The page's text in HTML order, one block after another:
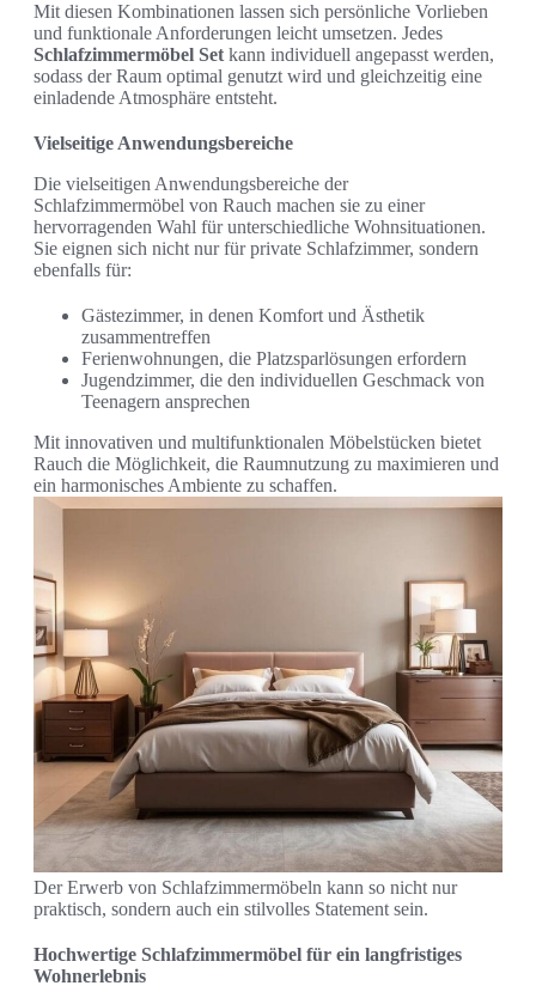
Mit diesen Kombinationen lassen sich persönliche Vorlieben
und funktionale Anforderungen leicht umsetzen. Jedes
Schlafzimmermöbel Set kann individuell angepasst werden,
sodass der Raum optimal genutzt wird und gleichzeitig eine
einladende Atmosphäre entsteht.
Vielseitige Anwendungsbereiche
Die vielseitigen Anwendungsbereiche der
Schlafzimmermöbel von Rauch machen sie zu einer
hervorragenden Wahl für unterschiedliche Wohnsituationen.
Sie eignen sich nicht nur für private Schlafzimmer, sondern
ebenfalls für:
Gästezimmer, in denen Komfort und Ästhetik
zusammentreffen
Ferienwohnungen, die Platzsparlösungen erfordern
Jugendzimmer, die den individuellen Geschmack von
Teenagern ansprechen
Mit innovativen und multifunktionalen Möbelstücken bietet
Rauch die Möglichkeit, die Raumnutzung zu maximieren und
ein harmonisches Ambiente zu schaffen.
Der Erwerb von Schlafzimmermöbeln kann so nicht nur
praktisch, sondern auch ein stilvolles Statement sein.
Hochwertige Schlafzimmermöbel für ein langfristiges
Wohnerlebnis